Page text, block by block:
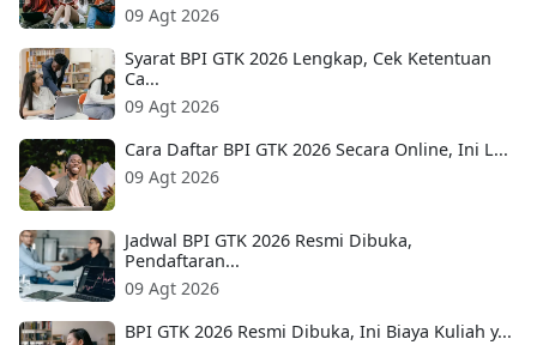
09 Agt 2026
Syarat BPI GTK 2026 Lengkap, Cek Ketentuan
Ca...
09 Agt 2026
Cara Daftar BPI GTK 2026 Secara Online, Ini L...
09 Agt 2026
Jadwal BPI GTK 2026 Resmi Dibuka,
Pendaftaran...
09 Agt 2026
BPI GTK 2026 Resmi Dibuka, Ini Biaya Kuliah y...